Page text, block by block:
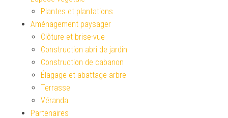
Plantes et plantations
Aménagement paysager
Clôture et brise-vue
Construction abri de jardin
Construction de cabanon
Élagage et abattage arbre
Terrasse
Véranda
Partenaires